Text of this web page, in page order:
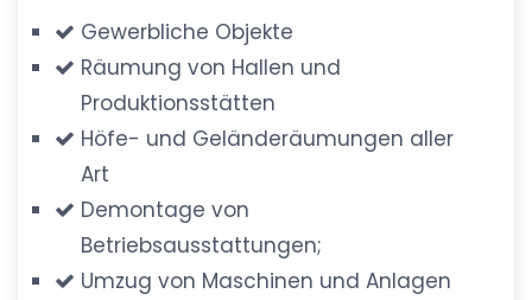
Gewerbliche Objekte
Räumung von Hallen und
Produktionsstätten
Höfe- und Geländeräumungen aller
Art
Demontage von
Betriebsausstattungen;
Umzug von Maschinen und Anlagen